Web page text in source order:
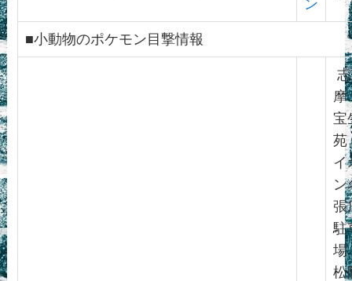
ン
■小動物のポケモン目撃情報
志
摩
宝
苑
イ
ン
張
駐
場
松